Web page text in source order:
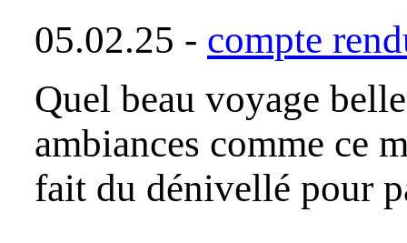
05.02.25 - compte
Quel beau voyage
ambiances comme ce
fait du dénivellé pour